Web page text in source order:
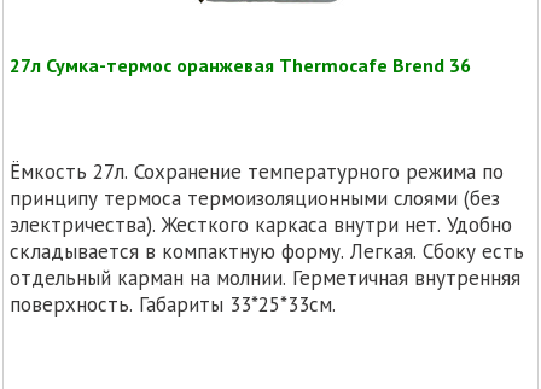
27л Сумка-термос оранжевая Thermocafe Brend 36
Ёмкость 27л. Сохранение температурного режима по
принципу термоса термоизоляционными слоями (без
электричества). Жесткого каркаса внутри нет. Удобно
складывается в компактную форму. Легкая. Сбоку есть
отдельный карман на молнии. Герметичная внутренняя
поверхность. Габариты 33*25*33см.